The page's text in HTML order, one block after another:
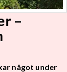
–
något under